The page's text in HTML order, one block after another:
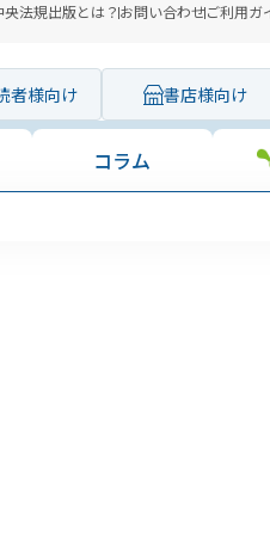
央法規出版とは？お問い合わせご利用ガ
者様向け 書店様向け
コラム